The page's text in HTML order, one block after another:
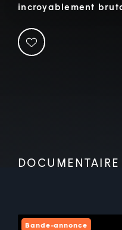
incroyablement
DOCUMENTAIRE
Bande-annonce